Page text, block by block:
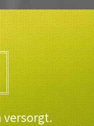
versorgt.